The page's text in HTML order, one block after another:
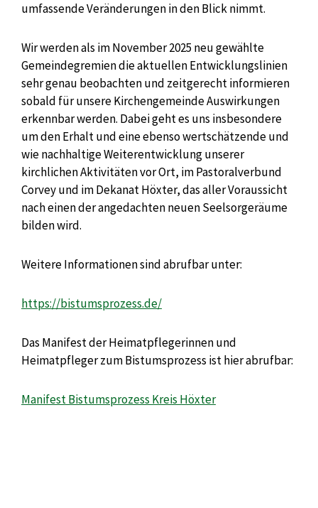
umfassende Veränderungen in den Blick nimmt.
Wir werden als im November 2025 neu gewählte
Gemeindegremien die aktuellen Entwicklungslinien
sehr genau beobachten und zeitgerecht informieren
sobald für unsere Kirchengemeinde Auswirkungen
erkennbar werden. Dabei geht es uns insbesondere
um den Erhalt und eine ebenso wertschätzende und
wie nachhaltige Weiterentwicklung unserer
kirchlichen Aktivitäten vor Ort, im Pastoralverbund
Corvey und im Dekanat Höxter, das aller Voraussicht
nach einen der angedachten neuen Seelsorgeräume
bilden wird.
Weitere Informationen sind abrufbar unter:
https://bistumsprozess.de/
Das Manifest der Heimatpflegerinnen und
Heimatpfleger zum Bistumsprozess ist hier abrufbar:
Manifest Bistumsprozess Kreis Höxter